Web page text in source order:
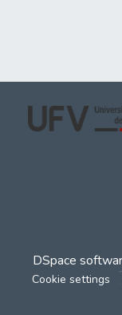
DSpace
Cookie settings